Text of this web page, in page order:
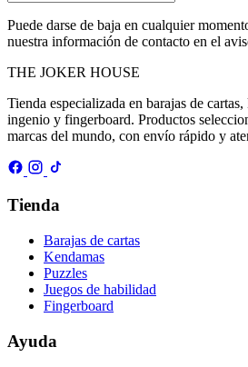
Puede darse de baja en cualquier
nuestra información de contacto en el
THE JOKER HOUSE
Tienda especializada en barajas de
ingenio y fingerboard. Productos
marcas del mundo, con envío rápido y
Tienda
Barajas de cartas
Kendamas
Puzzles
Juegos de habilidad
Fingerboard
Ayuda